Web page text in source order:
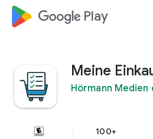
google_logo Play
Meine
Hörmann Medien
100+